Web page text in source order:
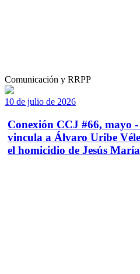
Comunicación y RRPP
10 de julio de 2026
Conexión CCJ #66, mayo
vincula a Álvaro Uribe
el homicidio de Jesús